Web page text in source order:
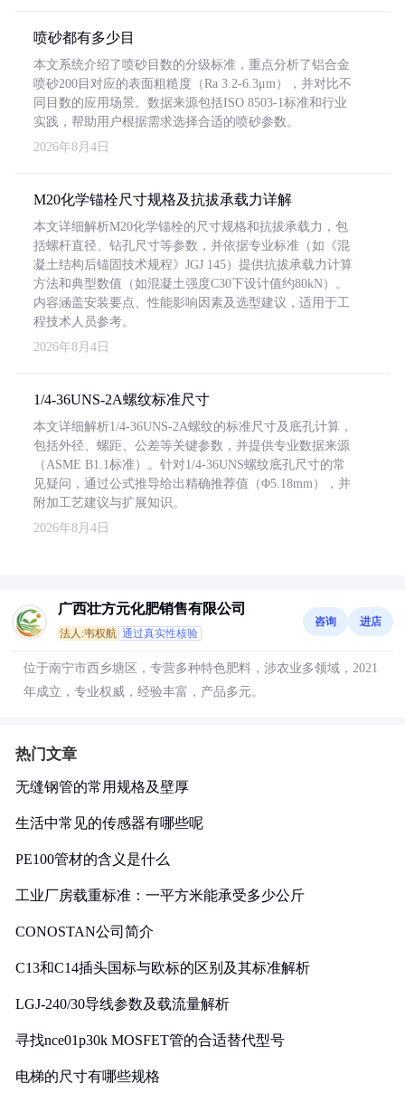
喷砂都有多少目
本文系统介绍了喷砂目数的分级标准，重点分析了铝合金
喷砂200目对应的表面粗糙度（Ra 3.2-6.3μm），并对比不
同目数的应用场景。数据来源包括ISO 8503-1标准和行业
实践，帮助用户根据需求选择合适的喷砂参数。
2026年8月4日
M20化学锚栓尺寸规格及抗拔承载力详解
本文详细解析M20化学锚栓的尺寸规格和抗拔承载力，包
括螺杆直径、钻孔尺寸等参数，并依据专业标准（如《混
凝土结构后锚固技术规程》JGJ 145）提供抗拔承载力计算
方法和典型数值（如混凝土强度C30下设计值约80kN）。
内容涵盖安装要点、性能影响因素及选型建议，适用于工
程技术人员参考。
2026年8月4日
1/4-36UNS-2A螺纹标准尺寸
本文详细解析1/4-36UNS-2A螺纹的标准尺寸及底孔计算，
包括外径、螺距、公差等关键参数，并提供专业数据来源
（ASME B1.1标准）。针对1/4-36UNS螺纹底孔尺寸的常
见疑问，通过公式推导给出精确推荐值（Φ5.18mm），并
附加工艺建议与扩展知识。
2026年8月4日
广西壮方元化肥销售有限公司
法人:韦权航 通过真实性核验
咨询 进店
位于南宁市西乡塘区，专营多种特色肥料，涉农业多领域，2021
年成立，专业权威，经验丰富，产品多元。
热门文章
无缝钢管的常用规格及壁厚
生活中常见的传感器有哪些呢
PE100管材的含义是什么
工业厂房载重标准：一平方米能承受多少公斤
CONOSTAN公司简介
C13和C14插头国标与欧标的区别及其标准解析
LGJ-240/30导线参数及载流量解析
寻找nce01p30k MOSFET管的合适替代型号
电梯的尺寸有哪些规格